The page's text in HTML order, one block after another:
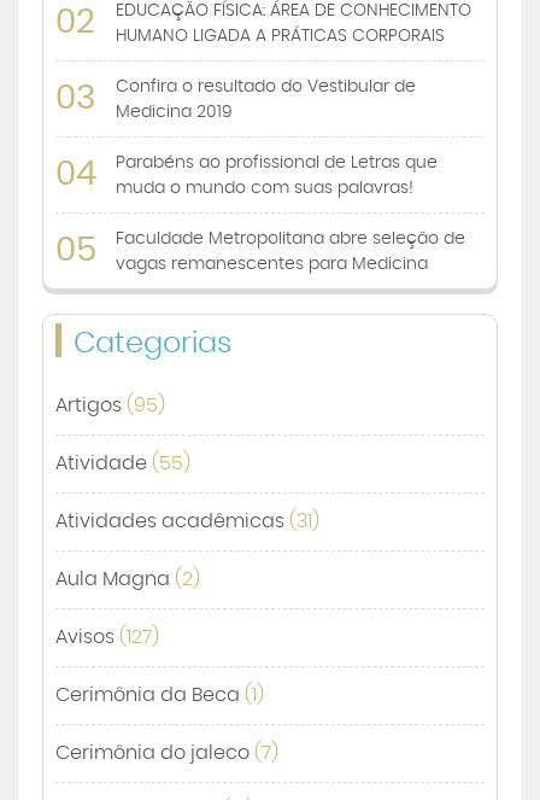
02
EDUCAÇÃO FÍSICA: ÁREA DE CONHECIMENTO
HUMANO LIGADA A PRÁTICAS CORPORAIS
03
Confira o resultado do Vestibular de
Medicina 2019
04
Parabéns ao profissional de Letras que
muda o mundo com suas palavras!
05
Faculdade Metropolitana abre seleção de
vagas remanescentes para Medicina
Categorias
Artigos (95)
Atividade (55)
Atividades acadêmicas (31)
Aula Magna (2)
Avisos (127)
Cerimônia da Beca (1)
Cerimônia do jaleco (7)